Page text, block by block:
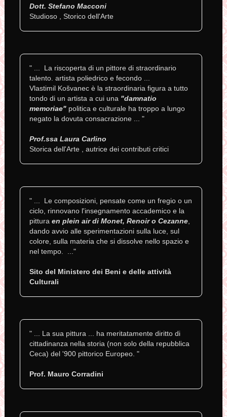
Dott. Stefano Macconi
Studioso , Storico dell'Arte
" ... La riscoperta di un pittore di straordinario
talento. artista poliedrico e fecondo ...
Vlastimil Košvanec è la straordinaria figura a tutto
tondo di un artista a cui una "damnatio
memoriae"politica e culturale ha troppo a lungo
negato la dovuta consacrazione ... "
Prof.ssa Laura Carlino
Storica dell'Arte , autrice dei contributi critici
" ... Le composizioni, pensate come un fregio o un
ciclo, rinnovano l'insegnamento accademico e la
pittura en plein air di Monet, Renoir o Cezanne,
dando avvio alle sperimentazioni sulla luce, sul
colore, sulla materia che si dissolve nello spazio e
nel tempo. ..."
Sito del Ministero dei Beni e delle attività
Culturali
" ... La sua pittura ... ha meritatamente diritto di
cittadinanza nella storia (non solo della repubblica
Ceca) del '900 pittorico Europeo. "
Prof. Mauro Corradini